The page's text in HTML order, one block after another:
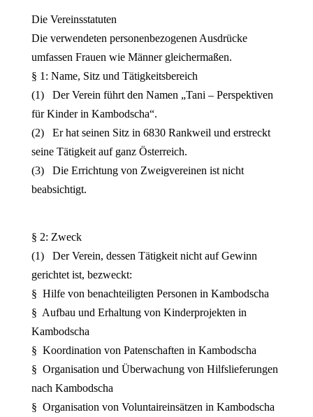
Die Vereinsstatuten
Die verwendeten personenbezogenen Ausdrücke
umfassen Frauen wie Männer gleichermaßen.
§ 1: Name, Sitz und Tätigkeitsbereich
(1) Der Verein führt den Namen „Tani – Perspektiven
für Kinder in Kambodscha“.
(2) Er hat seinen Sitz in 6830 Rankweil und erstreckt
seine Tätigkeit auf ganz Österreich.
(3) Die Errichtung von Zweigvereinen ist nicht
beabsichtigt.
§ 2: Zweck
(1) Der Verein, dessen Tätigkeit nicht auf Gewinn
gerichtet ist, bezweckt:
§ Hilfe von benachteiligten Personen in Kambodscha
§ Aufbau und Erhaltung von Kinderprojekten in
Kambodscha
§ Koordination von Patenschaften in Kambodscha
§ Organisation und Überwachung von Hilfslieferungen
nach Kambodscha
§ Organisation von Voluntaireinsätzen in Kambodscha